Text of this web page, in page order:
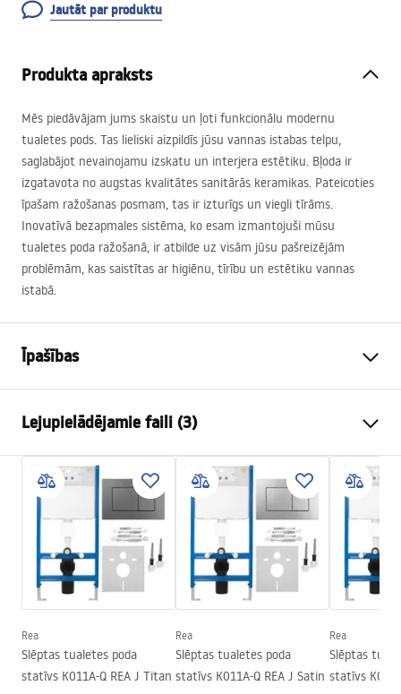
Jautāt par produktu
Produkta apraksts
Mēs piedāvājam jums skaistu un ļoti funkcionālu modernu
tualetes pods. Tas lieliski aizpildīs jūsu vannas istabas telpu,
saglabājot nevainojamu izskatu un interjera estētiku. Bļoda ir
izgatavota no augstas kvalitātes sanitārās keramikas. Pateicoties
īpašam ražošanas posmam, tas ir izturīgs un viegli tīrāms.
Inovatīvā bezapmales sistēma, ko esam izmantojuši mūsu
tualetes poda ražošanā, ir atbilde uz visām jūsu pašreizējām
problēmām, kas saistītas ar higiēnu, tīrību un estētiku vannas
istabā.
Īpašības
Skalošanas sistēma
Krāsa
Balts
Apdare
Spīdīgs
Materiāls
Santehnikas keramika
Garums
515
Platums
365mm
Augstums
mm
Montāžas skrūvju atstarpe
Vāks iekļauts komplektā
Jā, tualetes podiņa krāsā
Lejupielādējamie faili (3)
Atest
ATEST-higieniczny.pdf
Installation instructions
instrukcja-montażu-misy-wc-video.mp4
Uzstādīšanas instrukcijas
Rea
Slēptas tualetes poda
statīvs K011A-Q REA J Titan
Rea
Slēptas tualetes poda
statīvs K011A-Q REA J Satin
Rea
Slēptas
statīvs